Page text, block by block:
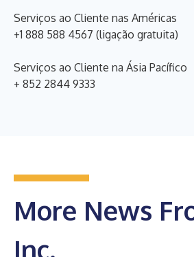
Serviços ao Cliente nas Américas
+1 888 588 4567 (ligação gratuita)
Serviços ao Cliente na Ásia Pacífico
+ 852 2844 9333
More News
Inc.